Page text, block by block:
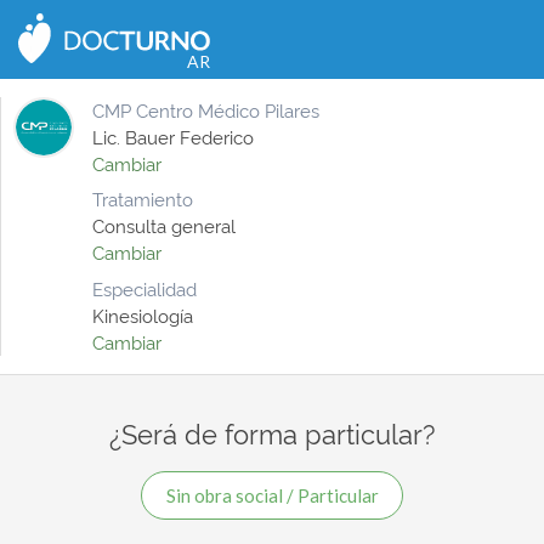
AR
CMP Centro Médico Pilares
Lic. Bauer Federico
Cambiar
Tratamiento
Consulta general
Cambiar
Especialidad
Kinesiología
Cambiar
¿Será de forma particular?
Sin obra social / Particular